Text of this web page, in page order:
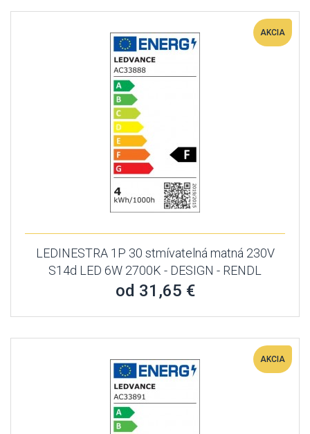
AKCIA
LEDINESTRA 1P 30 stmívatelná matná 230V
S14d LED 6W 2700K - DESIGN - RENDL
od 31,65 €
AKCIA